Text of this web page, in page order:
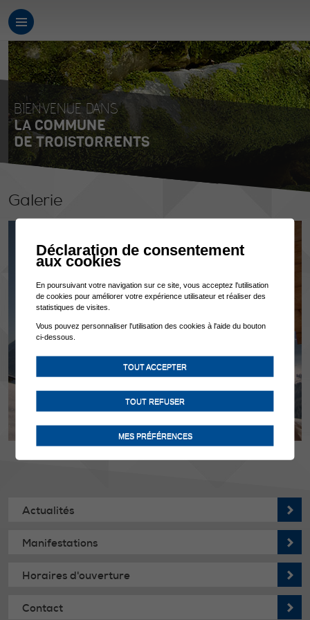
BIENVENUE DANS
LA COMMUNE
DE TROISTORRENTS
Galerie
Actualités
Manifestations
Horaires d'ouverture
Contact
Déclaration de consentement
aux cookies
En poursuivant votre navigation sur ce site, vous acceptez l'utilisation
de cookies pour améliorer votre expérience utilisateur et réaliser des
statistiques de visites.
Vous pouvez personnaliser l'utilisation des cookies à l'aide du bouton
ci-dessous.
TOUT ACCEPTER
TOUT REFUSER
MES PRÉFÉRENCES